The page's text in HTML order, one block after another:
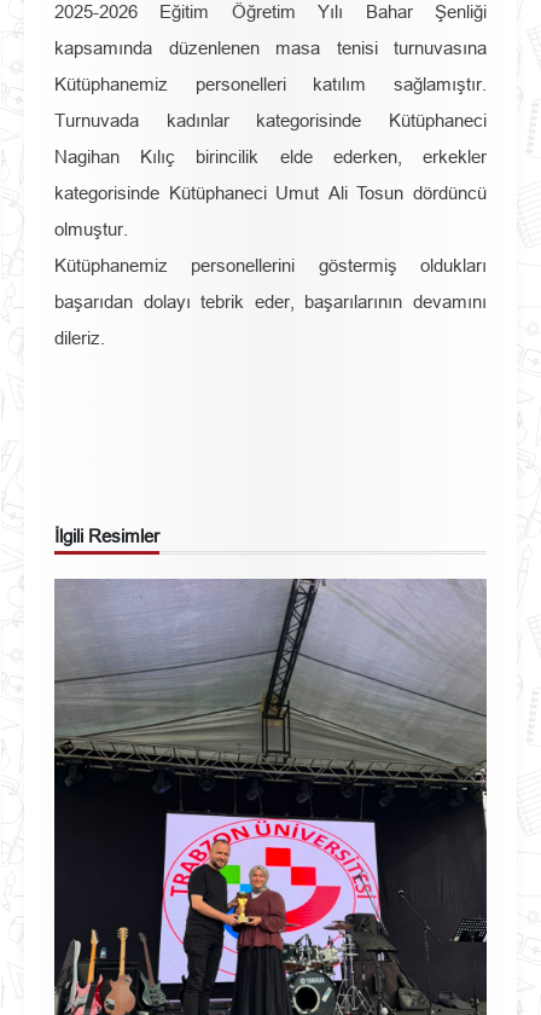
2025-2026 Eğitim Öğretim Yılı Bahar Şenliği
kapsamında düzenlenen masa tenisi turnuvasına
Kütüphanemiz personelleri katılım sağlamıştır.
Turnuvada kadınlar kategorisinde Kütüphaneci
Nagihan Kılıç birincilik elde ederken, erkekler
kategorisinde Kütüphaneci Umut Ali Tosun dördüncü
olmuştur.
Kütüphanemiz personellerini göstermiş oldukları
başarıdan dolayı tebrik eder, başarılarının devamını
dileriz.
İlgili Resimler